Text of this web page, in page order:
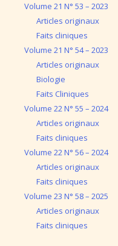
Volume 21 N° 53 – 2023
Articles originaux
Faits cliniques
Volume 21 N° 54 – 2023
Articles originaux
Biologie
Faits Cliniques
Volume 22 N° 55 – 2024
Articles originaux
Faits cliniques
Volume 22 N° 56 – 2024
Articles originaux
Faits cliniques
Volume 23 N° 58 – 2025
Articles originaux
Faits cliniques